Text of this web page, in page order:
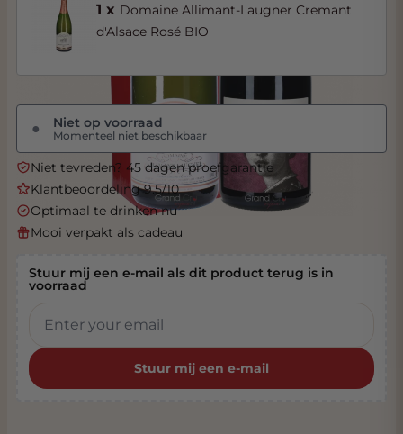
1 x Domaine Allimant-Laugner Cremant
d'Alsace Rosé BIO
● Niet op voorraad
Momenteel niet beschikbaar
Niet tevreden? 45 dagen proefgarantie
Klantbeoordeling 9.5/10
Optimaal te drinken nu
Mooi verpakt als cadeau
Stuur mij een e-mail als dit product terug is in
voorraad
Stuur mij een e-mail